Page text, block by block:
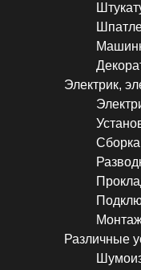
Электрик,
Сборка
Различные